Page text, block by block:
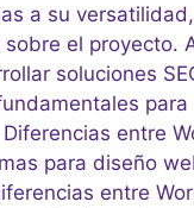
a su
el proyecto.
soluciones
entre
para diseño
entre